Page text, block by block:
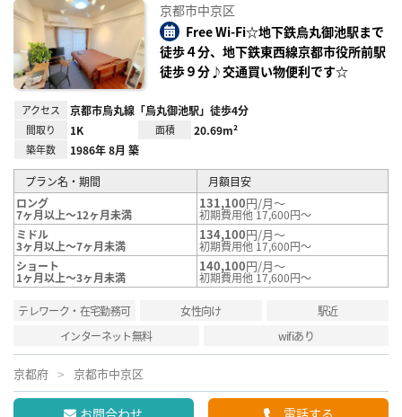
録
京都市中京区
Free Wi-Fi☆地下鉄烏丸御池駅まで
徒歩４分、地下鉄東西線京都市役所前駅
徒歩９分♪交通買い物便利です☆
アクセス 京都市烏丸線「烏丸御池駅」徒歩4分
間取り 1K 面積 20.69m²
築年数 1986年 8月 築
プラン名・期間
月額目安
ロング
7ヶ月以上～12ヶ月未満
131,100円/月～
初期費用他 17,600円～
ミドル
3ヶ月以上～7ヶ月未満
134,100円/月～
初期費用他 17,600円～
ショート
1ヶ月以上～3ヶ月未満
140,100円/月～
初期費用他 17,600円～
テレワーク・在宅勤務可 女性向け
駅近
インターネット無料
wifiあり
京都府 京都市中京区